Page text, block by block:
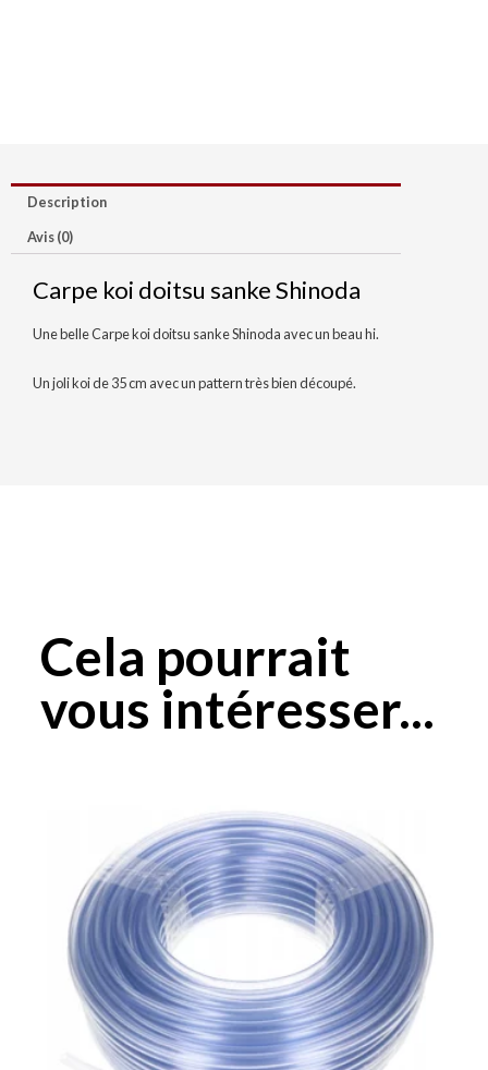
Description
Avis (0)
Carpe koi doitsu sanke Shinoda
Une belle Carpe koi doitsu sanke Shinoda avec un beau hi.
Un joli koi de 35 cm avec un pattern très bien découpé.
Cela pourrait
vous intéresser...